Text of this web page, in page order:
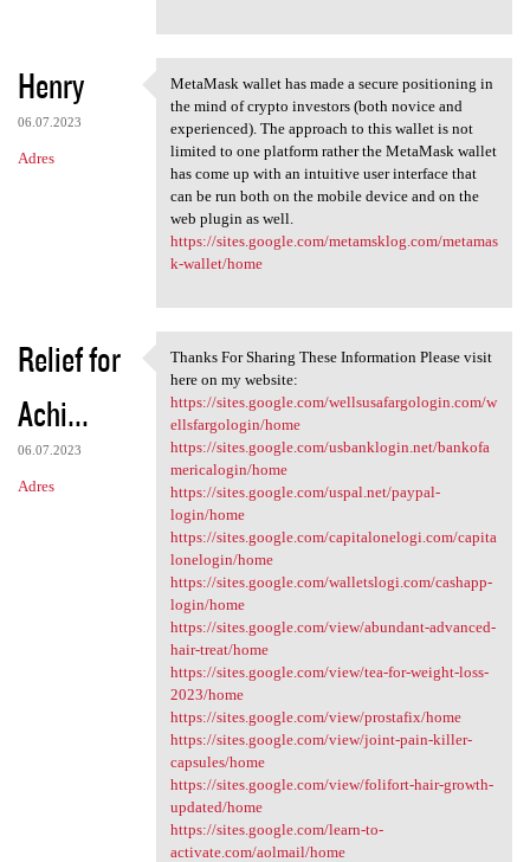
Henry
06.07.2023
Adres
MetaMask wallet has made a
MetaMask wallet has made a secure positioning in
the mind of crypto investors (both novice and
experienced). The approach to this wallet is not
limited to one platform rather the MetaMask wallet
has come up with an intuitive user interface that
can be run both on the mobile device and on the
web plugin as well.
https://sites.google.com/metamsklog.com/metamas
k-wallet/home
Relief for
Achi...
06.07.2023
Adres
Thanks For Sharing These
Thanks For Sharing These Information Please visit
here on my website:
https://sites.google.com/wellsusafargologin.com/w
ellsfargologin/home
https://sites.google.com/usbanklogin.net/bankofa
mericalogin/home
https://sites.google.com/uspal.net/paypal-
login/home
https://sites.google.com/capitalonelogi.com/capita
lonelogin/home
https://sites.google.com/walletslogi.com/cashapp-
login/home
https://sites.google.com/view/abundant-advanced-
hair-treat/home
https://sites.google.com/view/tea-for-weight-loss-
2023/home
https://sites.google.com/view/prostafix/home
https://sites.google.com/view/joint-pain-killer-
capsules/home
https://sites.google.com/view/folifort-hair-growth-
updated/home
https://sites.google.com/learn-to-
activate.com/aolmail/home